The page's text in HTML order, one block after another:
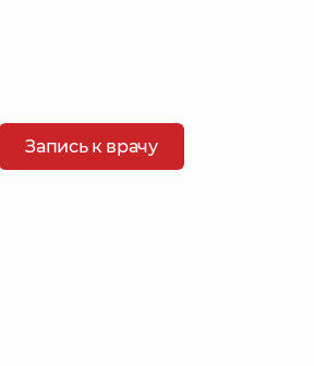
Запись к врачу